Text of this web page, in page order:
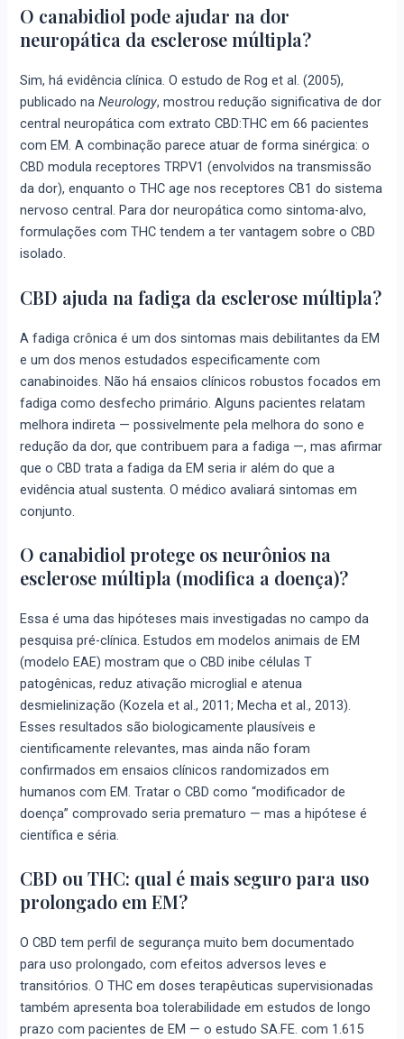
O canabidiol pode ajudar na dor
neuropática da esclerose múltipla?
Sim, há evidência clínica. O estudo de Rog et al. (2005),
publicado naNeurology, mostrou redução significativa de dor
central neuropática com extrato CBD:THC em 66 pacientes
com EM. A combinação parece atuar de forma sinérgica: o
CBD modula receptores TRPV1 (envolvidos na transmissão
da dor), enquanto o THC age nos receptores CB1 do sistema
nervoso central. Para dor neuropática como sintoma-alvo,
formulações com THC tendem a ter vantagem sobre o CBD
isolado.
CBD ajuda na fadiga da esclerose múltipla?
A fadiga crônica é um dos sintomas mais debilitantes da EM
e um dos menos estudados especificamente com
canabinoides. Não há ensaios clínicos robustos focados em
fadiga como desfecho primário. Alguns pacientes relatam
melhora indireta — possivelmente pela melhora do sono e
redução da dor, que contribuem para a fadiga —, mas afirmar
que o CBD trata a fadiga da EM seria ir além do que a
evidência atual sustenta. O médico avaliará sintomas em
conjunto.
O canabidiol protege os neurônios na
esclerose múltipla (modifica a doença)?
Essa é uma das hipóteses mais investigadas no campo da
pesquisa pré-clínica. Estudos em modelos animais de EM
(modelo EAE) mostram que o CBD inibe células T
patogênicas, reduz ativação microglial e atenua
desmielinização (Kozela et al., 2011; Mecha et al., 2013).
Esses resultados são biologicamente plausíveis e
cientificamente relevantes, mas ainda não foram
confirmados em ensaios clínicos randomizados em
humanos com EM. Tratar o CBD como “modificador de
doença” comprovado seria prematuro — mas a hipótese é
científica e séria.
CBD ou THC: qual é mais seguro para uso
prolongado em EM?
O CBD tem perfil de segurança muito bem documentado
para uso prolongado, com efeitos adversos leves e
transitórios. O THC em doses terapêuticas supervisionadas
também apresenta boa tolerabilidade em estudos de longo
prazo com pacientes de EM — o estudo SA.FE. com 1.615